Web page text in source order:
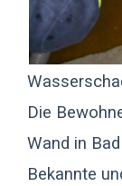
Die
Wand in
Bekannte